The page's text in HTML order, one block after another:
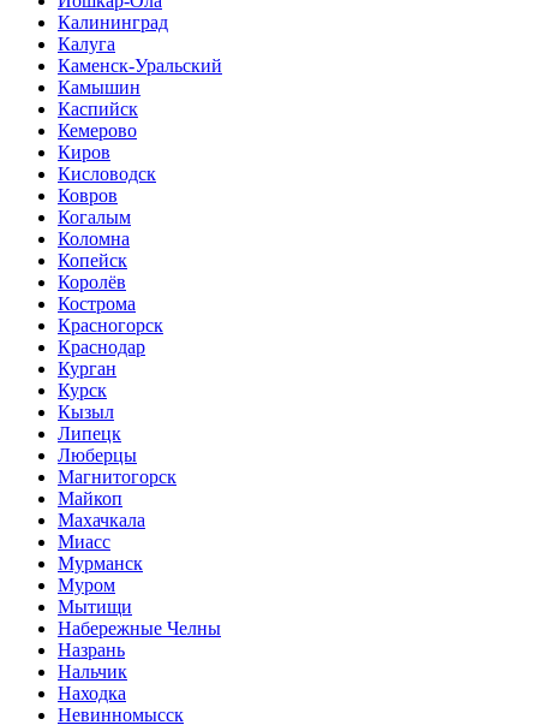
Калининград
Калуга
Каменск-Уральский
Камышин
Каспийск
Кемерово
Киров
Кисловодск
Ковров
Когалым
Коломна
Копейск
Королёв
Кострома
Красногорск
Краснодар
Курган
Курск
Кызыл
Липецк
Люберцы
Магнитогорск
Майкоп
Махачкала
Миасс
Мурманск
Муром
Мытищи
Набережные Челны
Назрань
Нальчик
Находка
Невинномысск